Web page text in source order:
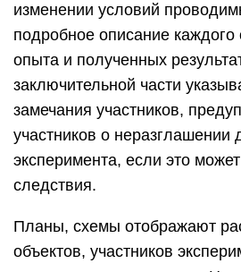
изменении условий
подробное описание каждого
опыта и полученных
заключительной части
замечания участников,
участников о неразглашении
эксперимента, если это
следствия.
Планы, схемы отображают
объектов, участников